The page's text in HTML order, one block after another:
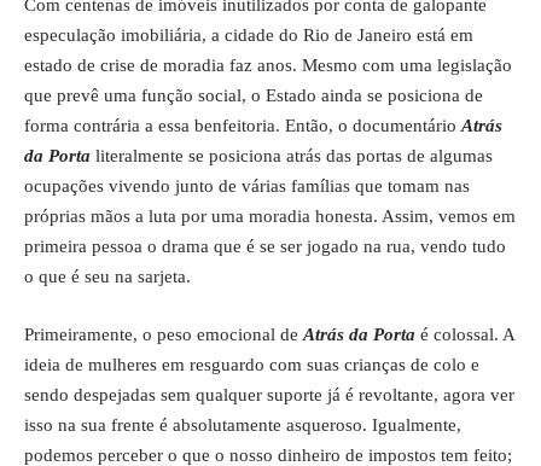
Com centenas de imóveis inutilizados por conta de galopante
especulação imobiliária, a cidade do Rio de Janeiro está em
estado de crise de moradia faz anos. Mesmo com uma legislação
que prevê uma função social, o Estado ainda se posiciona de
forma contrária a essa benfeitoria. Então, o documentário Atrás
da Porta literalmente se posiciona atrás das portas de algumas
ocupações vivendo junto de várias famílias que tomam nas
próprias mãos a luta por uma moradia honesta. Assim, vemos em
primeira pessoa o drama que é se ser jogado na rua, vendo tudo
o que é seu na sarjeta.
Primeiramente, o peso emocional de Atrás da Porta é colossal. A
ideia de mulheres em resguardo com suas crianças de colo e
sendo despejadas sem qualquer suporte já é revoltante, agora ver
isso na sua frente é absolutamente asqueroso. Igualmente,
podemos perceber o que o nosso dinheiro de impostos tem feito;